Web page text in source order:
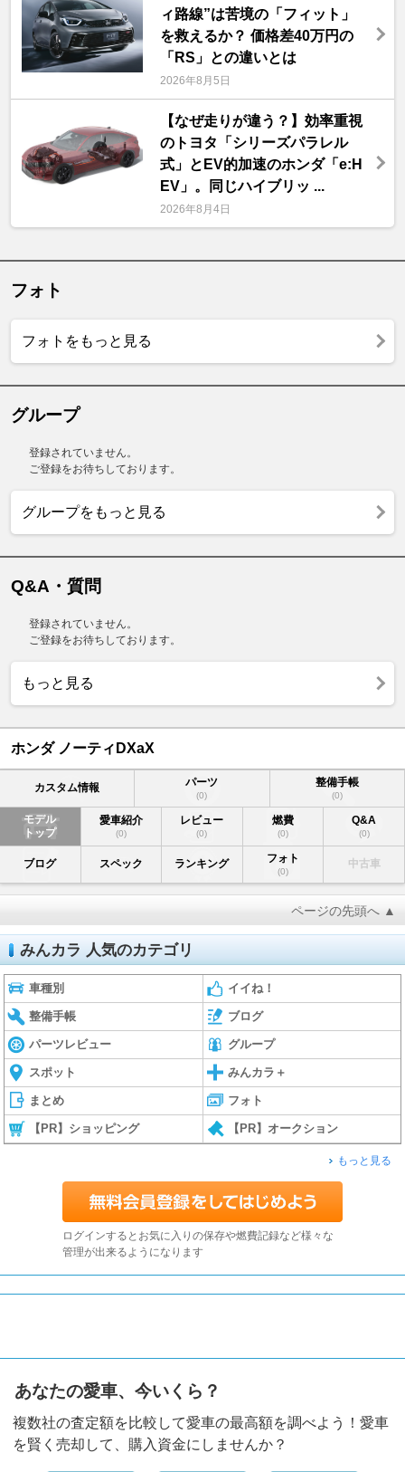
ィ路線”は苦境の「フィット」
を救えるか？ 価格差40万円の
「RS」との違いとは
2026年8月5日
【なぜ走りが違う？】効率重視
のトヨタ「シリーズパラレル
式」とEV的加速のホンダ「e:H
EV」。同じハイブリッ ...
2026年8月4日
フォト
フォトをもっと見る
グループ
登録されていません。
ご登録をお待ちしております。
グループをもっと見る
Q&A・質問
登録されていません。
ご登録をお待ちしております。
もっと見る
ホンダ ノーティDXaX
カスタム情報 パーツ
(0)
整備手帳
(0)
モデル
トップ
愛車紹介
(0)
レビュー
(0)
燃費
(0)
Q&A
(0)
ブログ スペック ランキング フォト
(0)
中古車
ページの先頭へ ▲
みんカラ 人気のカテゴリ
車種別 イイね！
整備手帳 ブログ
パーツレビュー グループ
スポット みんカラ＋
まとめ フォト
【PR】ショッピング 【PR】オークション
もっと見る
ログインするとお気に入りの保存や燃費記録など様々な
管理が出来るようになります
あなたの愛車、今いくら？
複数社の査定額を比較して愛車の最高額を調べよう！愛車
を賢く売却して、購入資金にしませんか？